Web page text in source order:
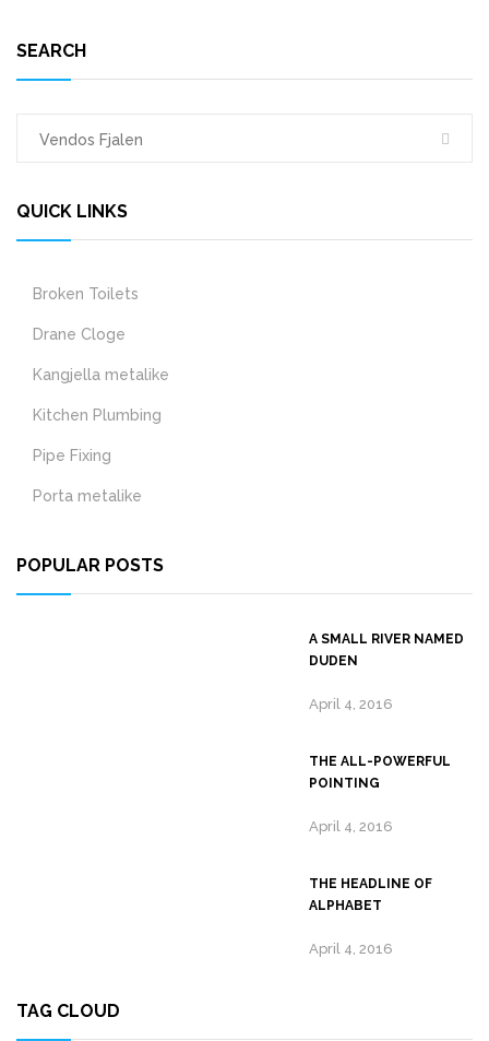
SEARCH
QUICK LINKS
Broken Toilets
Drane Cloge
Kangjella metalike
Kitchen Plumbing
Pipe Fixing
Porta metalike
POPULAR POSTS
A SMALL RIVER NAMED
DUDEN
April 4, 2016
THE ALL-POWERFUL
POINTING
April 4, 2016
THE HEADLINE OF
ALPHABET
April 4, 2016
TAG CLOUD